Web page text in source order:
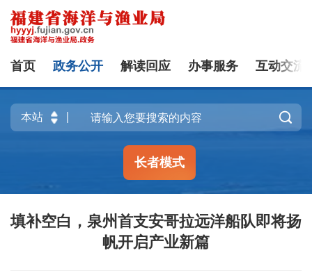
首页 政务公开 解读回应 办事服务 互动交流

长者模式
填补空白，泉州首支安哥拉远洋船队即将扬
帆开启产业新篇